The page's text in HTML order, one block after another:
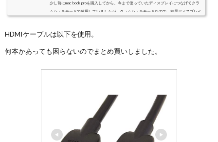
少し前にmac book proを購入してから、今まで使っていたディスプレイにつなげてクラ
ムシェルモードで使用していましたが、クラムシェルモードなので、結局ディスプレイ
HDMIケーブルは以下を使用。
何本かあっても困らないのでまとめ買いしました。